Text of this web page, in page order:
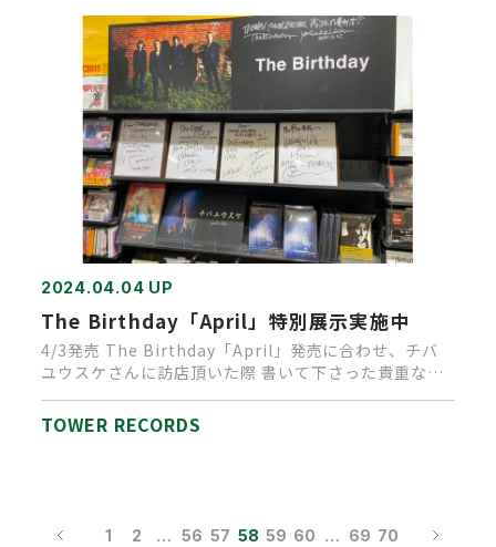
2024.04.04 UP
The Birthday「April」特別展示実施中
4/3発売 The Birthday「April」発売に合わせ、チバ
ユウスケさんに訪店頂いた際 書いて下さった貴重なサ
TOWER RECORDS
1 2 … 56 57 58 59 60 … 69 70